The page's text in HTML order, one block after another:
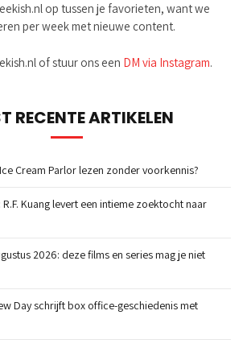
op tussen je favorieten, want we
per week met nieuwe content.
of stuur ons een DM via Instagram.
RECENTE ARTIKELEN
Cream Parlor lezen zonder voorkennis?
Kuang levert een intieme zoektocht naar
2026: deze films en series mag je niet
Day schrijft box office-geschiedenis met